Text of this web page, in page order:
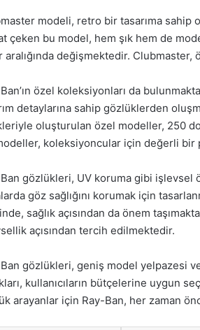
modeli, retro bir tasarıma sahip
çeken bu model, hem şık hem de
aralığında değişmektedir. Clubmaster,
özel koleksiyonları da
detaylarına sahip gözlüklerden
oluşturulan özel modeller, 250
koleksiyoncular için değerli bir
gözlükleri, UV koruma gibi
göz sağlığını korumak için
sağlık açısından da önem
açısından tercih edilmektedir.
gözlükleri, geniş model yelpazesi
kullanıcıların bütçelerine uygun
arayanlar için Ray-Ban, her zaman